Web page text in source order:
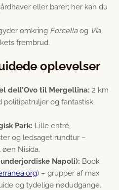
eller barer; her kan du
omkring Forcellaog Via
frembrud.
oplevelser
dell’Ovo til Mergellina: 2 km
politi­patruljer og fantastisk
Park: Lille entré,
og ledsaget rundtur –
Nisida.
Napoli): Book
) – grupper af max
og tydelige nødudgange.